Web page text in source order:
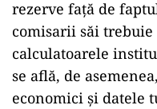
rezerve față de
comisarii săi
calculatoarele
se află, de
economici și datele